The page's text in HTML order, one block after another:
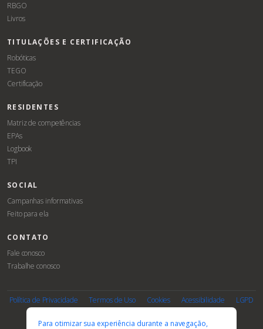
RBGO
Livros
TITULAÇÕES E CERTIFICAÇÃO
Robóticas
TEGO
Certificação
RESIDENTES
Matriz de competências
EPAs
Logbook
TPI
SOCIAL
Campanhas informativas
Feito para ela
CONTATO
Fale conosco
Trabalhe conosco
Política de Privacidade Termos de Uso Cookies Acessibilidade LGPD
PARCEIROS E AFILIAÇÕES
Para otimizar sua experiência durante a navegação,